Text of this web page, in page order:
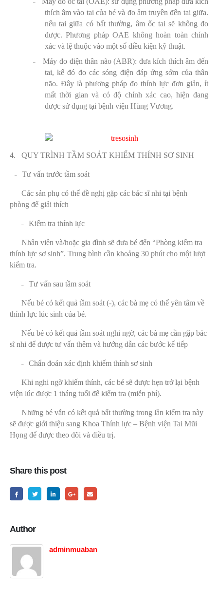
–
thích âm vào tai của bé và đo âm truyền đến tai giữa.
nếu tai giữa có bất thường, âm ốc tai sẽ không đo
được. Phương pháp OAE không hoàn toàn chính
xác và lệ thuộc vào một số điều kiện kỹ thuật.
– Máy đo điện thân não (ABR): đưa kích thích âm đến
tai, kế đó đo các sóng điện đáp ứng sớm của thân
não. Đây là phương pháp đo thính lực đơn giản, ít
mất thời gian và có độ chính xác cao, hiện đang
được sử dụng tại bệnh viện Hùng Vương.
4. QUY TRÌNH TẦM SOÁT KHIẾM THÍNH SƠ SINH
– Tư vấn trước tầm soát
Các sản phụ có thể đề nghị gặp các bác sĩ nhi tại bệnh
phòng để giải thích
– Kiểm tra thính lực
Nhân viên và/hoặc gia đình sẽ đưa bé đến “Phòng kiểm tra
thính lực sơ sinh”. Trung bình cần khoảng 30 phút cho một lượt
kiểm tra.
– Tư vấn sau tầm soát
Nếu bé có kết quả tầm soát (-), các bà mẹ có thể yên tâm về
thính lực lúc sinh của bé.
Nếu bé có kết quả tầm soát nghi ngờ, các bà mẹ cần gặp bác
sĩ nhi để được tư vấn thêm và hướng dẫn các bước kế tiếp
– Chẩn đoán xác định khiếm thính sơ sinh
Khi nghi ngờ khiếm thính, các bé sẽ được hẹn trở lại bệnh
viện lúc được 1 tháng tuổi để kiểm tra (miễn phí).
Những bé vẫn có kết quả bất thường trong lần kiểm tra này
sẽ được giới thiệu sang Khoa Thính lực – Bệnh viện Tai Mũi
Họng để được theo dõi và điều trị.
Share this post
Author
adminmuaban